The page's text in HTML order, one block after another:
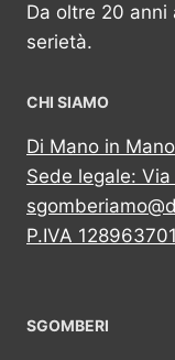
Da oltre 20
serietà.
CHI SIAMO
Di Mano in
Sede legale:
P.IVA
SGOMBERI